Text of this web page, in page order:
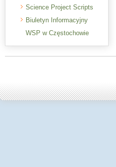
Science Project Scripts
Biuletyn Informacyjny
WSP w Częstochowie